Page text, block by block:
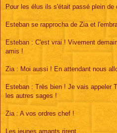
Pour les élus ils s'était passé plein de
Esteban se rapprocha de Zia et
Esteban : C'est vrai ! Vivement
amis !
Zia : Moi aussi ! En attendant nous
Esteban : Très bien ! Je vais appeler
les autres sages !
Zia : A vos ordres chef !
Les jeunes amants rirent